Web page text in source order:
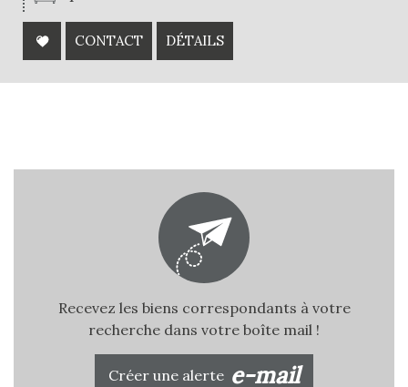
CONTACT DÉTAILS
Recevez les biens correspondants à votre
recherche dans votre boîte mail !
Créer une alerte e-mail